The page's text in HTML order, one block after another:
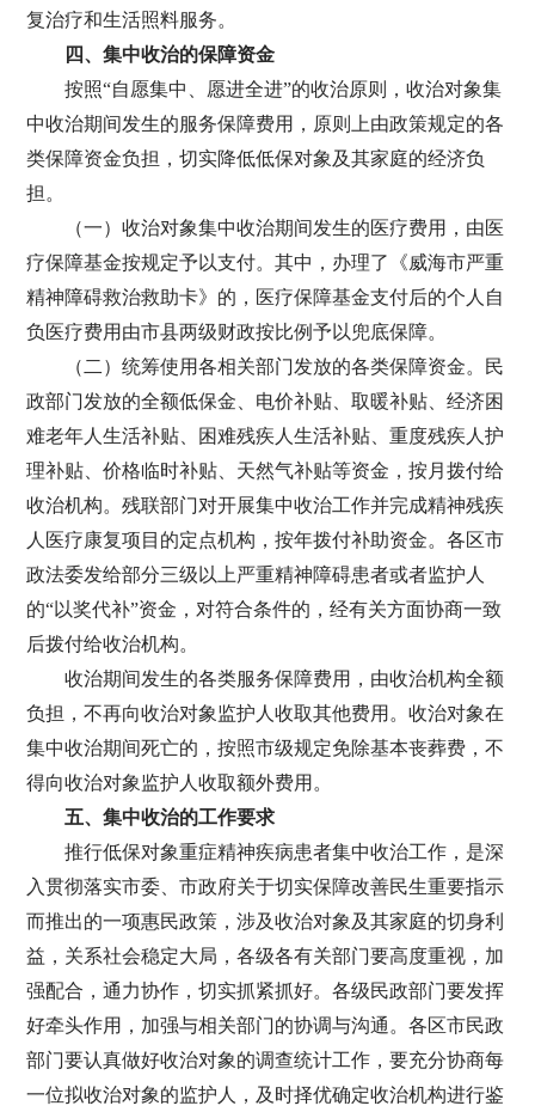
复治疗和生活照料服务。
四、集中收治的保障资金
按照“自愿集中、愿进全进”的收治原则，收治对象集
中收治期间发生的服务保障费用，原则上由政策规定的各
类保障资金负担，切实降低低保对象及其家庭的经济负
担。
（一）收治对象集中收治期间发生的医疗费用，由医
疗保障基金按规定予以支付。其中，办理了《威海市严重
精神障碍救治救助卡》的，医疗保障基金支付后的个人自
负医疗费用由市县两级财政按比例予以兜底保障。
（二）统筹使用各相关部门发放的各类保障资金。民
政部门发放的全额低保金、电价补贴、取暖补贴、经济困
难老年人生活补贴、困难残疾人生活补贴、重度残疾人护
理补贴、价格临时补贴、天然气补贴等资金，按月拨付给
收治机构。残联部门对开展集中收治工作并完成精神残疾
人医疗康复项目的定点机构，按年拨付补助资金。各区市
政法委发给部分三级以上严重精神障碍患者或者监护人
的“以奖代补”资金，对符合条件的，经有关方面协商一致
后拨付给收治机构。
收治期间发生的各类服务保障费用，由收治机构全额
负担，不再向收治对象监护人收取其他费用。收治对象在
集中收治期间死亡的，按照市级规定免除基本丧葬费，不
得向收治对象监护人收取额外费用。
五、集中收治的工作要求
推行低保对象重症精神疾病患者集中收治工作，是深
入贯彻落实市委、市政府关于切实保障改善民生重要指示
而推出的一项惠民政策，涉及收治对象及其家庭的切身利
益，关系社会稳定大局，各级各有关部门要高度重视，加
强配合，通力协作，切实抓紧抓好。各级民政部门要发挥
好牵头作用，加强与相关部门的协调与沟通。各区市民政
部门要认真做好收治对象的调查统计工作，要充分协商每
一位拟收治对象的监护人，及时择优确定收治机构进行鉴